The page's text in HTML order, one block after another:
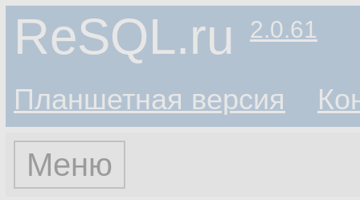
ReSQL.ru 2.0.61
Планшетная версия
Меню